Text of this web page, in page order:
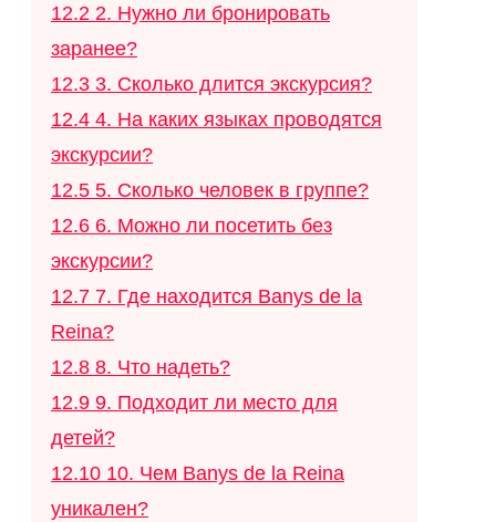
12.2 2. Нужно ли бронировать
заранее?
12.3 3. Сколько длится экскурсия?
12.4 4. На каких языках проводятся
экскурсии?
12.5 5. Сколько человек в группе?
12.6 6. Можно ли посетить без
экскурсии?
12.7 7. Где находится Banys de la
Reina?
12.8 8. Что надеть?
12.9 9. Подходит ли место для
детей?
12.10 10. Чем Banys de la Reina
уникален?